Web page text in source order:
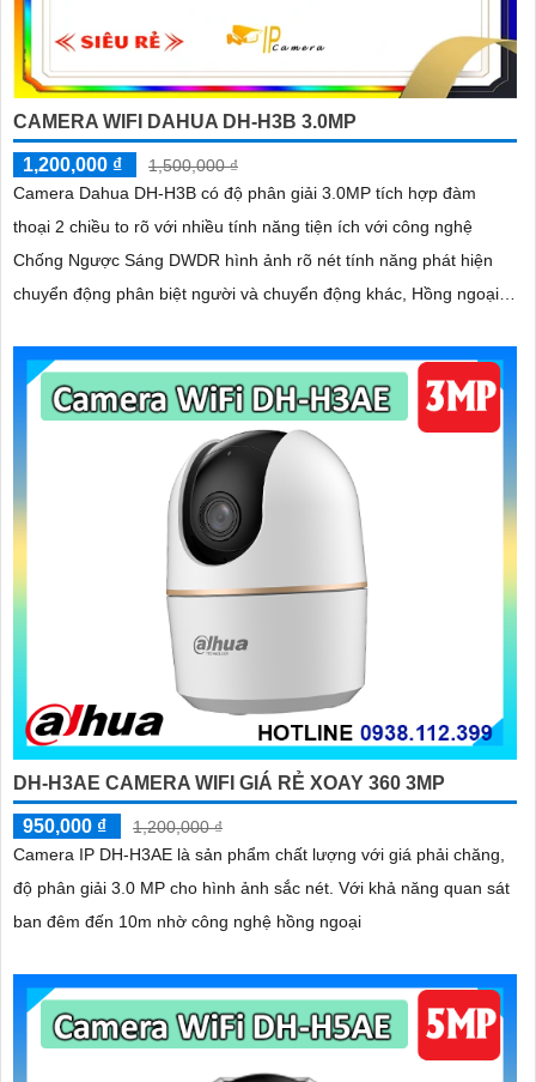
CAMERA WIFI DAHUA DH-H3B 3.0MP
1,200,000 ₫
1,500,000 ₫
Camera Dahua DH-H3B có độ phân giải 3.0MP tích hợp đàm
thoại 2 chiều to rõ với nhiều tính năng tiện ích với công nghệ
Chống Ngược Sáng DWDR hình ảnh rõ nét tính năng phát hiện
chuyển động phân biệt người và chuyển động khác, Hồng ngoại
DH-H3AE CAMERA WIFI GIÁ RẺ XOAY 360 3MP
950,000 ₫
1,200,000 ₫
Camera IP DH-H3AE là sản phẩm chất lượng với giá phải chăng,
độ phân giải 3.0 MP cho hình ảnh sắc nét. Với khả năng quan sát
ban đêm đến 10m nhờ công nghệ hồng ngoại